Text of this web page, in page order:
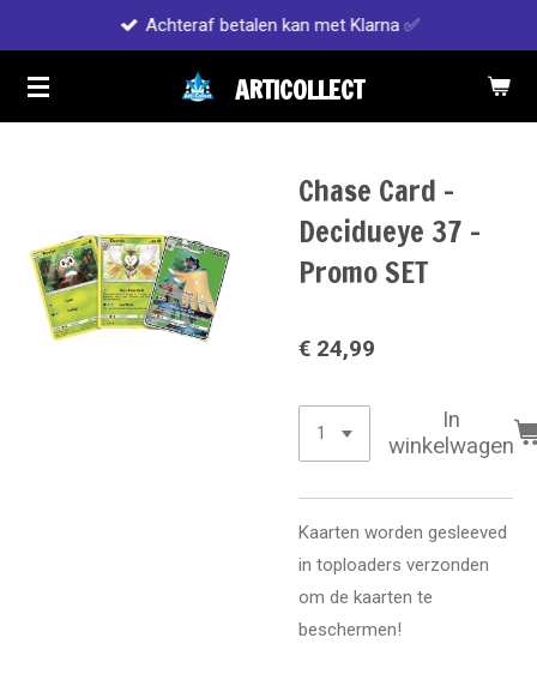
naar
de
ARTICOLLECT
Achteraf betalen kan met Klarna ✅
Chase Card -
Decidueye 37 -
Promo SET
€ 24,99
In
winkelwagen
Kaarten worden gesleeved
in toploaders verzonden
om de kaarten te
beschermen!